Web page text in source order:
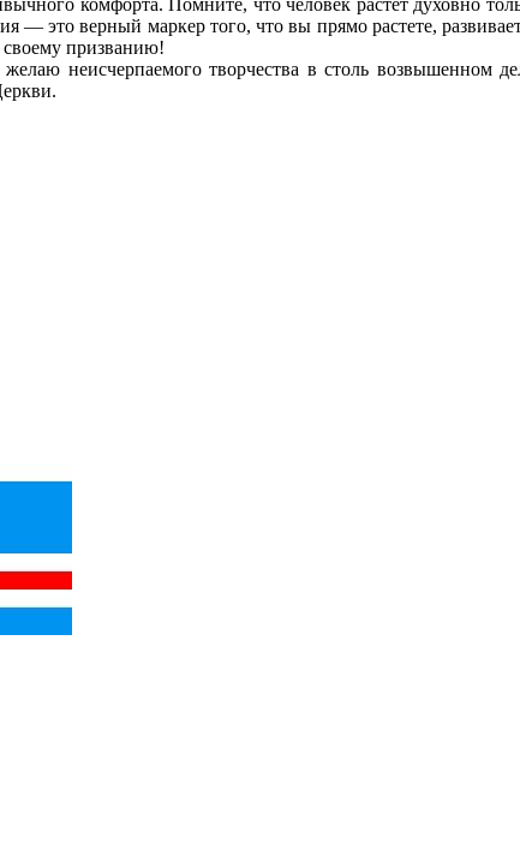
— это верный маркер того, что вы прямо растете,
своему призванию!
неисчерпаемого творчества в столь возвышенном